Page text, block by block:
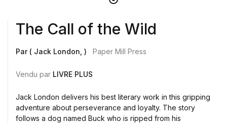
The Call of the Wild
Par ( Jack London, ) Paper Mill Press
Vendu par LIVRE PLUS
Jack London delivers his best literary work in this gripping
adventure about perseverance and loyalty. The story
follows a dog named Buck who is ripped from his